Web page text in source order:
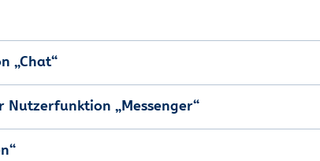
„Chat“
Nutzerfunktion „Messenger“